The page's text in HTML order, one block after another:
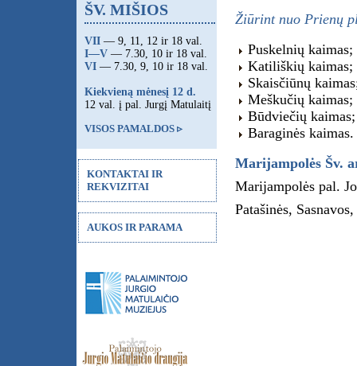
Žiūrint nuo Prienų
Puskelnių kaimas;
Katiliškių kaimas;
Skaisčiūnų
Meškučių kaimas;
Būdviečių kaimas;
Baraginės kaimas.
Marijampolės Šv.
Marijampolės pal.
Patašinės,
ŠV. MIŠIOS
VII — 9, 11, 12 ir 18 val.
I—V — 7.30, 10 ir 18 val.
VI — 7.30, 9, 10 ir 18 val.
Kiekvieną mėnesį 12 d.
12 val. į pal. Jurgį Matulaitį
VISOS PAMALDOS ▹
KONTAKTAI IR
REKVIZITAI
AUKOS IR PARAMA